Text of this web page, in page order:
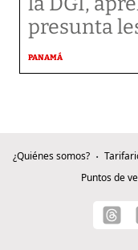
presunta
PANAMÁ
¿Quiénes somos?
Puntos de